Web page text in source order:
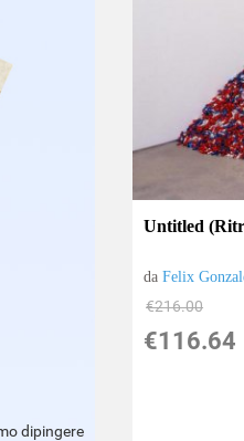
dipingere
Untitled
daFelix
€216.00
€116.64